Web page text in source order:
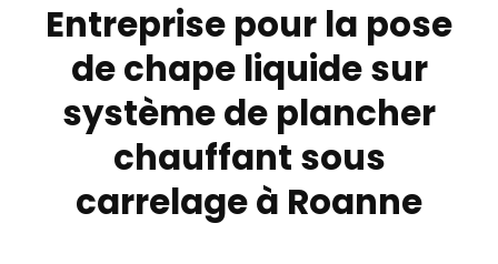
Entreprise pour la pose
de chape liquide sur
système de plancher
chauffant sous
carrelage à Roanne